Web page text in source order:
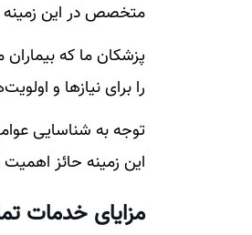
متخصص در این زمینه
پزشکان ما که
را برای نیاز‌ها و
توجه به شناسایی
این زمینه حائز
مزایای خدمات